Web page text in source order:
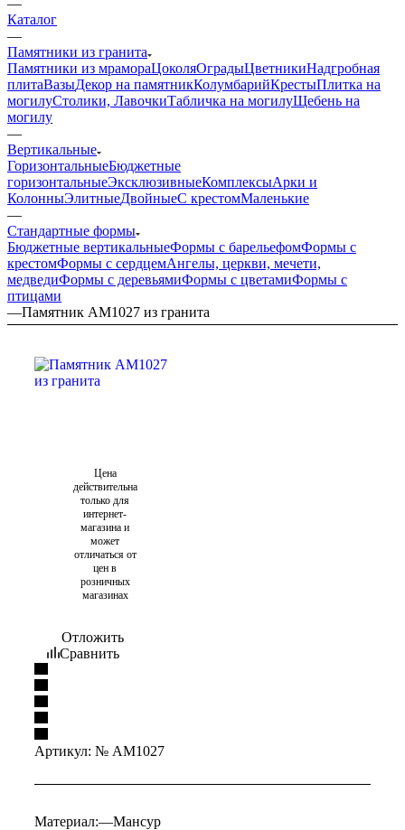
Каталог
—
Памятники из гранита
Памятники из мрамораЦоколяОградыЦветникиНадгробная
плитаВазыДекор на памятникКолумбарийКрестыПлитка на
могилуСтолики, ЛавочкиТабличка на могилуЩебень на
могилу
—
Вертикальные
ГоризонтальныеБюджетные
горизонтальныеЭксклюзивныеКомплексыАрки и
КолонныЭлитныеДвойныеС крестомМаленькие
—
Стандартные формы
Бюджетные вертикальныеФормы с барельефомФормы с
крестомФормы с сердцемАнгелы, церкви, мечети,
медведиФормы с деревьямиФормы с цветамиФормы с
птицами
—Памятник AM1027 из гранита
Цена
действительна
только для
интернет-
магазина и
может
отличаться от
цен в
розничных
магазинах
Отложить
Сравнить
Артикул: № AM1027
Материал:—Мансур